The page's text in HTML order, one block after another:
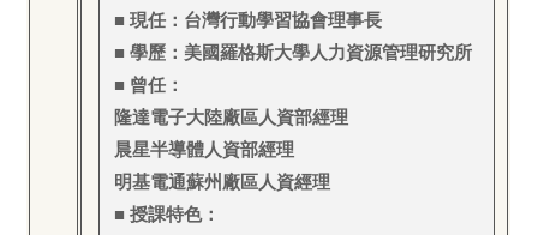
■ 現任：台灣行動學習協會理事長
■ 學歷：美國羅格斯大學人力資源管理研究所
■ 曾任：
隆達電子大陸廠區人資部經理
晨星半導體人資部經理
明基電通蘇州廠區人資經理
■ 授課特色：